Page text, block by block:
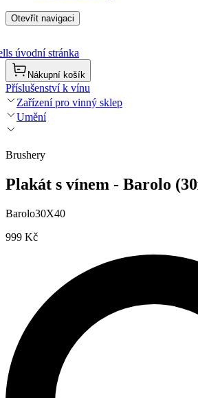
Otevřít navigaci
úvodní stránka
Nákupní košík
Příslušenství k vínu
Zařízení pro vinný sklep
Umění
Brushery
Plakát s vínem - Barolo
Barolo30X40
999 Kč